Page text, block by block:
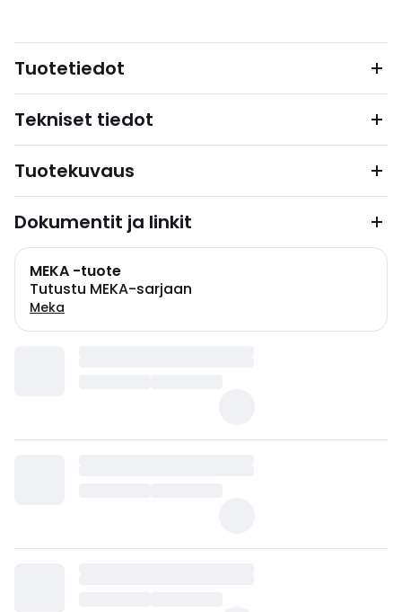
Tuotetiedot
Tekniset tiedot
Tuotekuvaus
Dokumentit ja linkit
MEKA -tuote
Tutustu MEKA-sarjaan
Meka